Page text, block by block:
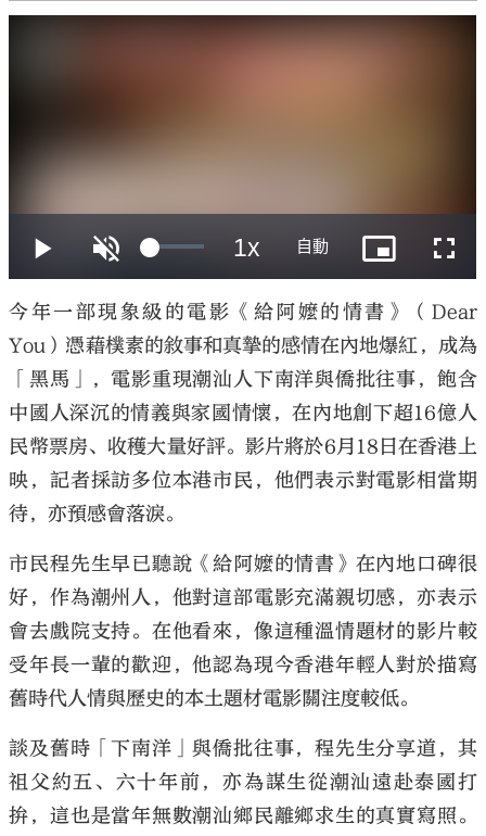
大公文匯
今年一部現象級的電影《給阿嬤的情書》（Dear
You）憑藉樸素的敘事和真摯的感情在內地爆紅，成為
「黑馬」，電影重現潮汕人下南洋與僑批往事，飽含
中國人深沉的情義與家國情懷，在內地創下超16億人
民幣票房、收穫大量好評。影片將於6月18日在香港上
映，記者採訪多位本港市民，他們表示對電影相當期
待，亦預感會落淚。
市民程先生早已聽說《給阿嬤的情書》在內地口碑很
好，作為潮州人，他對這部電影充滿親切感，亦表示
會去戲院支持。在他看來，像這種溫情題材的影片較
受年長一輩的歡迎，他認為現今香港年輕人對於描寫
舊時代人情與歷史的本土題材電影關注度較低。
談及舊時「下南洋」與僑批往事，程先生分享道，其
祖父約五、六十年前，亦為謀生從潮汕遠赴泰國打
拚，這也是當年無數潮汕鄉民離鄉求生的真實寫照。